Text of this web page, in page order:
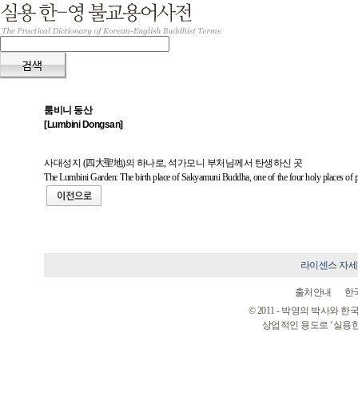
룸비니 동산
[Lumbini Dongsan]
사대성지 (四大聖地)의 하나로, 석가모니 부처님께서 탄생하신 곳
The Lumbini Garden: The birth place of Sakyamuni Buddha, one of the four holy places of
라이센스 자
출처안내
한
© 2011 - 박영의 박사와 한
상업적인 용도로 ‘실용